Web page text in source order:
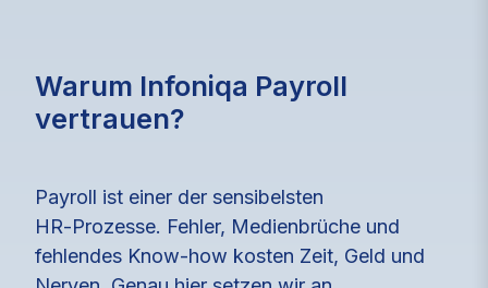
Warum Infoniqa Payroll
vertrauen?
Payroll ist einer der sensibelsten
HR‑Prozesse. Fehler, Medienbrüche und
fehlendes Know-how kosten Zeit, Geld und